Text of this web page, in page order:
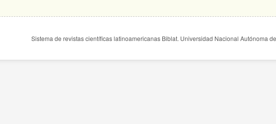
Sistema de revistas científicas latinoamericanas Biblat. Universidad Nacional Autónoma